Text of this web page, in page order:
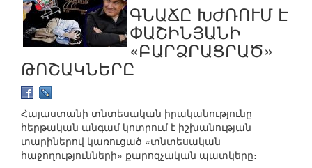
ԳՆԱՃԸ ԽԺՌՈՒՄ Է
ՓԱՇԻՆՅԱՆԻ
«ԲԱՐՁՐԱՑՐԱԾ»
ԹՈՇԱԿՆԵՐԸ
Հայաստանի տնտեսական իրականությունը
հերթական անգամ կոտրում է իշխանության
տարիներով կառուցած «տնտեսական
հաջողությունների» քարոզչական պատկերը։